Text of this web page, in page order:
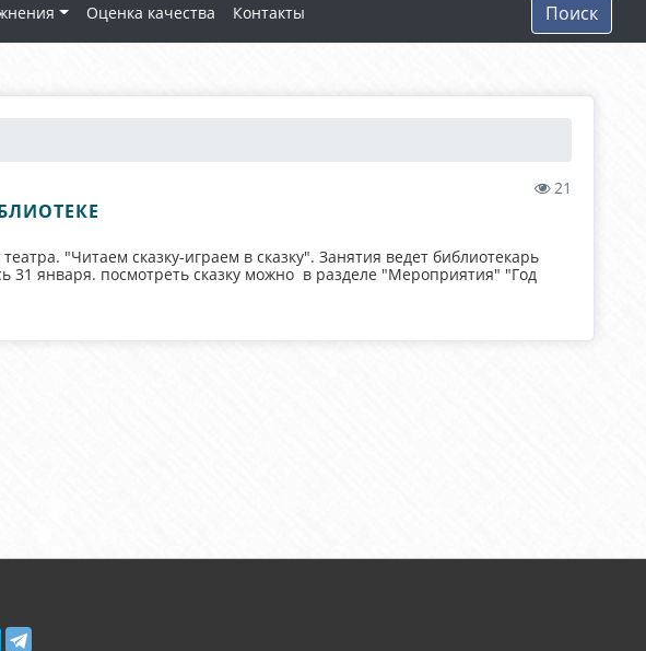
Оценка качества Контакты Поиск
21
"Читаем сказку-играем в сказку". Занятия ведет библиотекарь
31 января. посмотреть сказку можно в разделе "Мероприятия" "Год